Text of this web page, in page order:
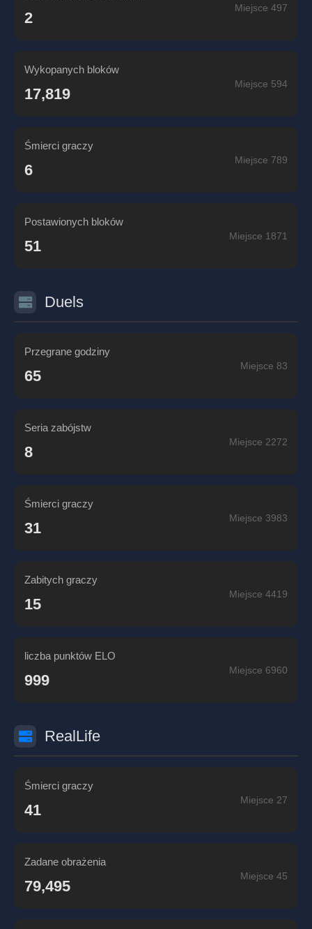
2
Miejsce 497
Wykopanych bloków
17,819
Miejsce 594
Śmierci graczy
6
Miejsce 789
Postawionych bloków
51
Miejsce 1871
Duels
Przegrane godziny
65
Miejsce 83
Seria zabójstw
8
Miejsce 2272
Śmierci graczy
31
Miejsce 3983
Zabitych graczy
15
Miejsce 4419
liczba punktów ELO
999
Miejsce 6960
RealLife
Śmierci graczy
41
Miejsce 27
Zadane obrażenia
79,495
Miejsce 45